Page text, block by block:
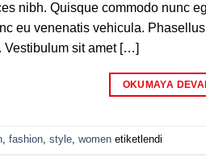
nibh. Quisque commodo nunc
eu venenatis vehicula.
Vestibulum sit amet […]
OKUMAYA
, fashion, style, women etiketlendi